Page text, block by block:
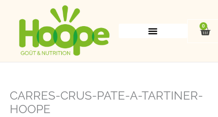
0
CARRES-CRUS-PATE-A-TARTINER-
HOOPE